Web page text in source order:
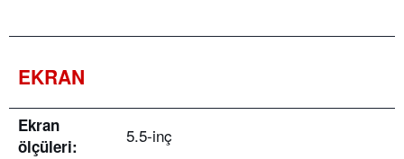
EKRAN
Ekran
ölçüleri:
5.5-inç